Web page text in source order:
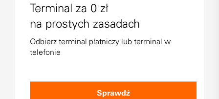
Terminal za 0 zł
na prostych zasadach
Odbierz terminal płatniczy lub terminal w
telefonie
Sprawdź